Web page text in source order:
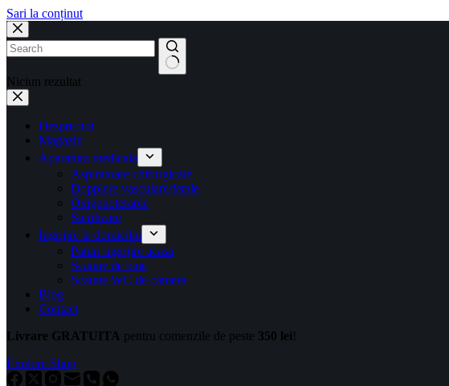
Sari la conținut
Niciun rezultat
Despre noi
Magazin
Aparatura medicala
Aspiratoare chirurgicale
Dopplere vasculare/fetale
Oxigenoterapie
Sterilizare
Ingrijire la domiciliu
Paturi ingrijire acasa
Scaune de baie
Scaune WC de camera
Blog
Contact
Livrare GRATUITA pentru comenzile de peste 350 lei!
Explore Shop